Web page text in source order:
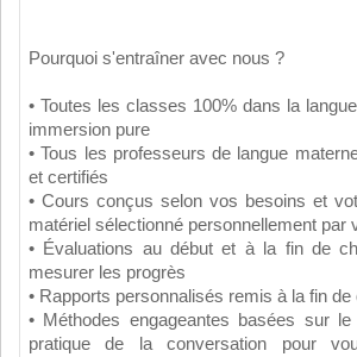
Pourquoi s'entraîner avec nous ?
• Toutes les classes 100% dans la
immersion pure
• Tous les professeurs de langue
et certifiés
• Cours conçus selon vos besoins et
matériel sélectionné personnellement par
• Évaluations au début et à la fin de
mesurer les progrès
• Rapports personnalisés remis à la fin de
• Méthodes engageantes basées sur
pratique de la conversation pour